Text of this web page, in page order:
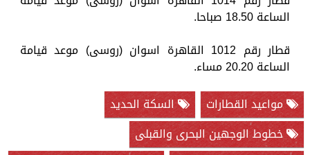
الساعة 18.50 صباحا.
قطار رقم 1012 القاهرة اسوان (روسى) موعد قيامة
الساعة 20.20 مساء.
مواعيد القطارات
السكة الحديد
خطوط الوجهين البحرى والقبلى